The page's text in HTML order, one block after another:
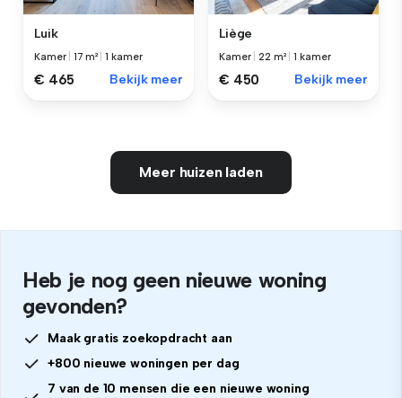
Luik
Kamer |17 m² |1 kamer
€ 465 Bekijk meer
Liège
Kamer |22 m² |1 kamer
€ 450 Bekijk meer
Meer huizen laden
Heb je nog geen nieuwe woning
gevonden?
Maak gratis zoekopdracht aan
+800 nieuwe woningen per dag
7 van de 10 mensen die een nieuwe woning